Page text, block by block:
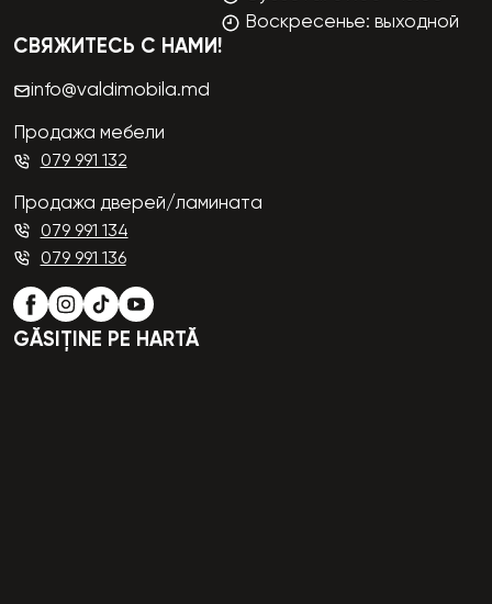
Воскресенье: выходной
СВЯЖИТЕСЬ С НАМИ!
info@valdimobila.md
Продажа мебели
079 991 132
Продажа дверей/ламината
079 991 134
079 991 136
GĂSIȚINE PE HARTĂ